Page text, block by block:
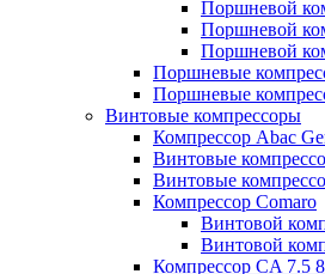
Поршневой
Поршневой
Поршневой
Поршневые
Поршневые
Винтовые компрессоры
Компрессор Abac
Винтовые
Винтовые
Компрессор Comaro
Винтовой
Винтовой
Компрессор CA 7.5